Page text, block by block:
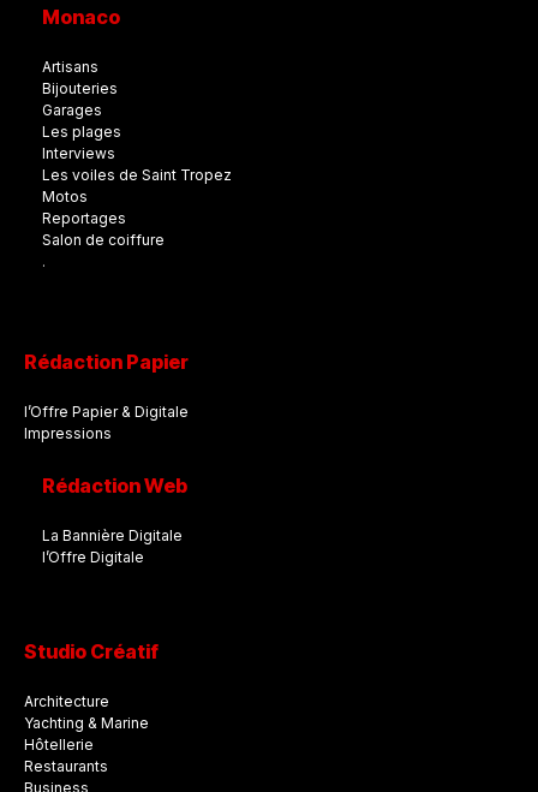
Monaco
Artisans
Bijouteries
Garages
Les plages
Interviews
Les voiles de Saint Tropez
Motos
Reportages
Salon de coiffure
.
Rédaction Papier
l’Offre Papier & Digitale
Impressions
Rédaction Web
La Bannière Digitale
l’Offre Digitale
Studio Créatif
Architecture
Yachting & Marine
Hôtellerie
Restaurants
Business